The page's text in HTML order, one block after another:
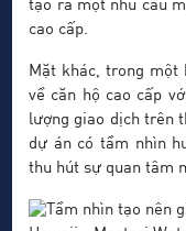
tạo ra một nhu cầu
cao cấp.
Mặt khác, trong một
về căn hộ cao cấp
lượng giao dịch trên
dự án có tầm nhìn
thu hút sự quan tâm